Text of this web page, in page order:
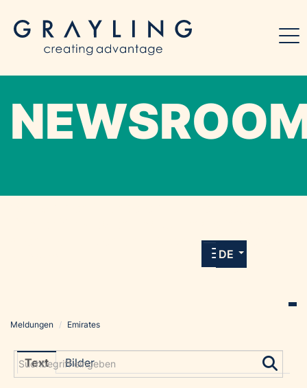
allen Meldungen und Downloads unserer
DE
Grayling Agentur
Meldungen / Emirates
Text Bilder